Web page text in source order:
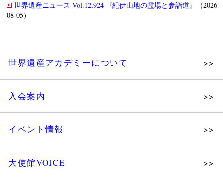
世界遺産ニュース Vol.12,924 『紀伊山地の霊場と参詣道』
（2026-
08-05）
世界遺産アカデミーについて
組織図・役員
入会案内
イベント情報
大使館VOICE